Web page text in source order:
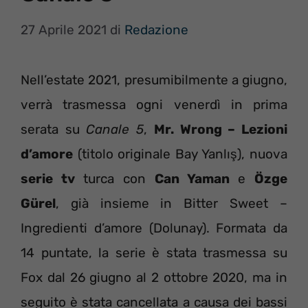
27 Aprile 2021 di Redazione
Nell’estate 2021, presumibilmente a giugno,
verrà trasmessa ogni venerdì in prima
serata su Canale 5, Mr. Wrong – Lezioni
d’amore (titolo originale Bay Yanlış), nuova
serie tvturca con Can Yaman e Özge
Gürel, già insieme in Bitter Sweet –
Ingredienti d’amore (Dolunay). Formata da
14 puntate, la serie è stata trasmessa su
Fox dal 26 giugno al 2 ottobre 2020, ma in
seguito è stata cancellata a causa dei bassi